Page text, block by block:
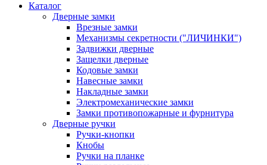
Каталог
Дверные замки
Врезные замки
Механизмы секретности ("ЛИЧИНКИ")
Задвижки дверные
Защелки дверные
Кодовые замки
Навесные замки
Накладные замки
Электромеханические замки
Замки противопожарные и фурнитура
Дверные ручки
Ручки-кнопки
Кнобы
Ручки на планке